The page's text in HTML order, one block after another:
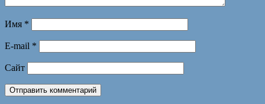
Имя *
E-mail *
Сайт